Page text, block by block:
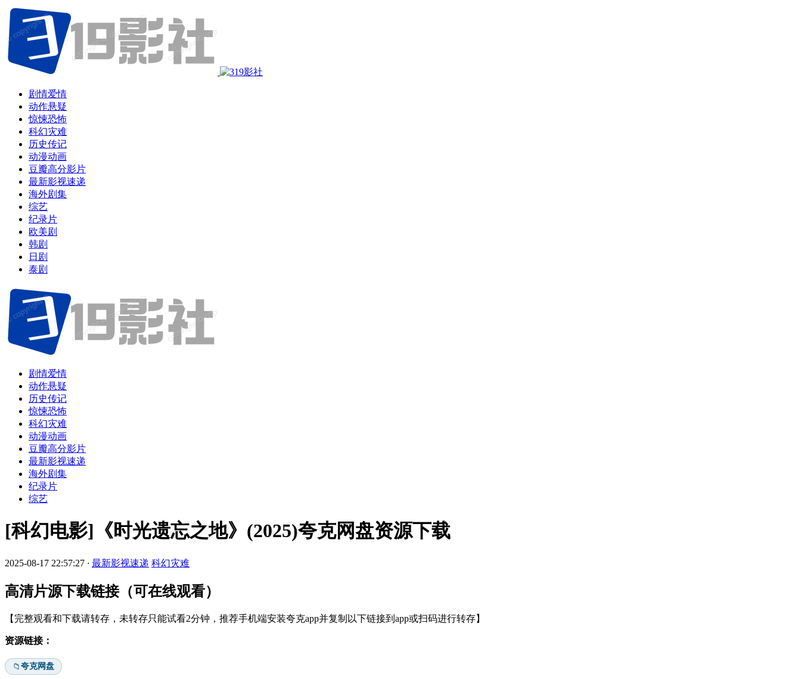
剧情爱情
动作悬疑
惊悚恐怖
科幻灾难
历史传记
动漫动画
豆瓣高分影片
最新影视速递
海外剧集
综艺
纪录片
欧美剧
韩剧
日剧
泰剧
剧情爱情
动作悬疑
历史传记
惊悚恐怖
科幻灾难
动漫动画
豆瓣高分影片
最新影视速递
海外剧集
纪录片
综艺
[科幻电影]《时光遗忘之地》(2025)夸克网盘资源下载
2025-08-17 22:57:27 · 最新影视速递 科幻灾难
高清片源下载链接（可在线观看）
【完整观看和下载请转存，未转存只能试看2分钟，推荐手机端安装夸克app并复制以下链接到app或扫码进行转存】
资源链接：
📁夸克网盘